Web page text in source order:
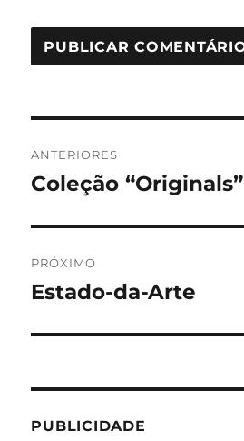
de
ANTERIORES
Post
Coleção “Originals”
PRÓXIMO
Próximo
Estado-da-Arte
PUBLICIDADE